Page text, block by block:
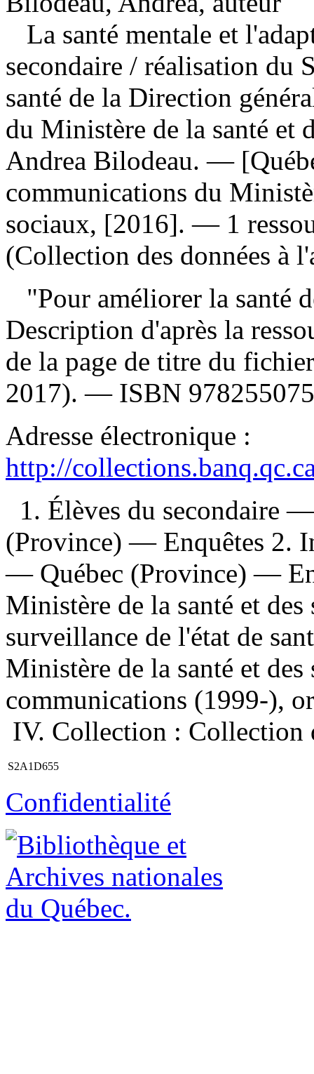
La santé mentale et
secondaire / réalisation du
santé de la Direction
du Ministère de la santé et
Andrea Bilodeau. —
communications du
sociaux, [2016]. — 1
(Collection des données à
"Pour améliorer la santé
Description d'après la
de la page de titre du
2017). — ISBN
Adresse électronique :
http://
1. Élèves du secondaire
(Province) — Enquêtes 2.
— Québec (Province) —
Ministère de la santé et
surveillance de l'état de
Ministère de la santé et
communications (1999-),
IV. Collection : Collection
S2A1D655
Confidentialité